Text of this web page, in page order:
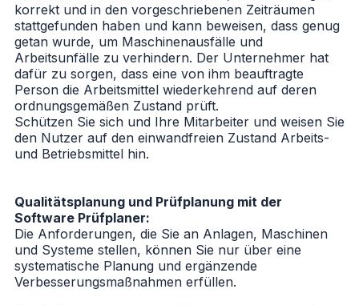
korrekt und in den vorgeschriebenen Zeiträumen
stattgefunden haben und kann beweisen, dass genug
getan wurde, um Maschinenausfälle und
Arbeitsunfälle zu verhindern. Der Unternehmer hat
dafür zu sorgen, dass eine von ihm beauftragte
Person die Arbeitsmittel wiederkehrend auf deren
ordnungsgemäßen Zustand prüft.
Schützen Sie sich und Ihre Mitarbeiter und weisen Sie
den Nutzer auf den einwandfreien Zustand Arbeits-
und Betriebsmittel hin.
Qualitätsplanung und Prüfplanung mit der
Software Prüfplaner:
Die Anforderungen, die Sie an Anlagen, Maschinen
und Systeme stellen, können Sie nur über eine
systematische Planung und ergänzende
Verbesserungsmaßnahmen erfüllen.